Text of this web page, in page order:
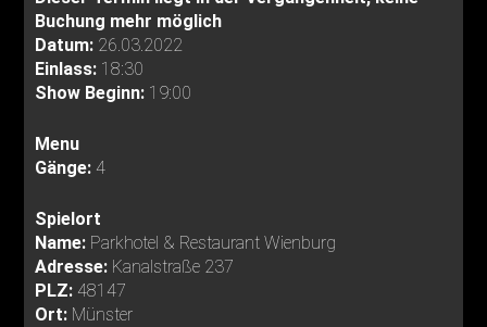
Buchung mehr möglich
Datum: 26.03.2022
Einlass: 18:30
Show Beginn: 19:00
Menu
Gänge: 4
Spielort
Name: Parkhotel & Restaurant Wienburg
Adresse: Kanalstraße 237
PLZ: 48147
Ort: Münster